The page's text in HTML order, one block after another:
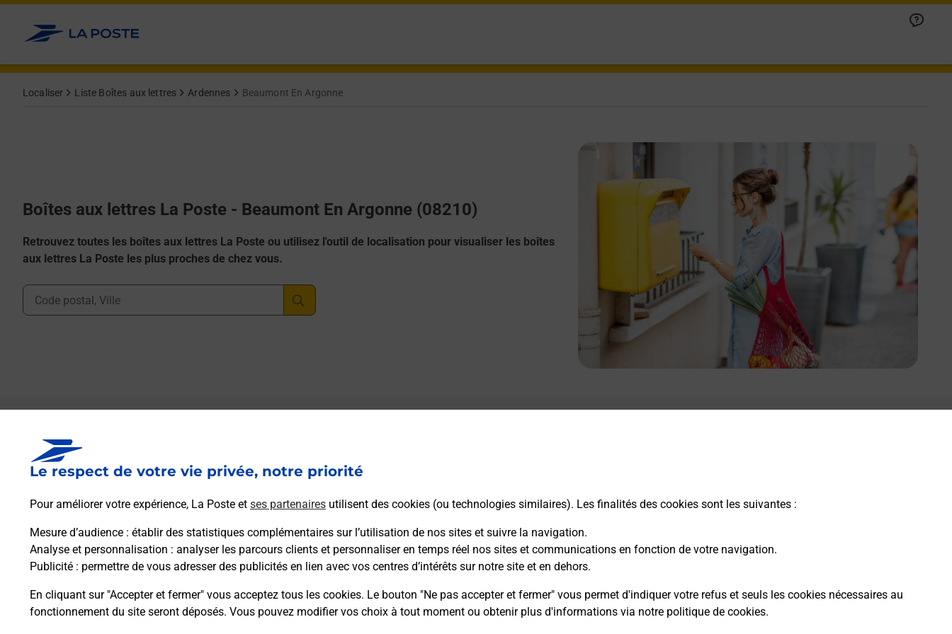
Le respect de votre vie privée, notre priorité
Pour améliorer votre expérience, La Poste et ses partenaires utilisent des cookies (ou technologies similaires). Les finalités des cookies sont les suivantes :
Mesure d’audience : établir des statistiques complémentaires sur l’utilisation de nos sites et suivre la navigation.
Analyse et personnalisation : analyser les parcours clients et personnaliser en temps réel nos sites et communications en fonction de votre navigation.
Publicité : permettre de vous adresser des publicités en lien avec vos centres d’intérêts sur notre site et en dehors.
En cliquant sur "Accepter et fermer" vous acceptez tous les cookies. Le bouton "Ne pas accepter et fermer" vous permet d'indiquer votre refus et seuls les cookies nécessaires au
fonctionnement du site seront déposés. Vous pouvez modifier vos choix à tout moment ou obtenir plus d'informations via notre politique de cookies.
Allez au contenu
Localiser Liste Boîtes aux lettres Ardennes Beaumont En Argonne
Boîtes aux lettres La Poste - Beaumont En Argonne (08210)
Retrouvez toutes les boîtes aux lettres La Poste ou utilisez l'outil de localisation pour visualiser les boîtes
aux lettres La Poste les plus proches de chez vous.
Ville, Département, Code Postal
Boîte aux lettres La Poste
Prochaine collecte du courrier vendredià
08210 Beaumont En Argonne
Itinéraire